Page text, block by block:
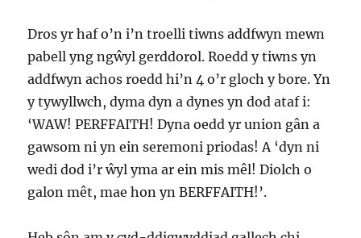
Dros yr haf o’n i’n troelli tiwns addfwyn mewn
pabell yng ngŵyl gerddorol. Roedd y tiwns yn
addfwyn achos roedd hi’n 4 o’r gloch y bore. Yn
y tywyllwch, dyma dyn a dynes yn dod ataf i:
‘WAW! PERFFAITH! Dyna oedd yr union gân a
gawsom ni yn ein seremoni priodas! A ‘dyn ni
wedi dod i’r ŵyl yma ar ein mis mêl! Diolch o
galon mêt, mae hon yn BERFFAITH!’.